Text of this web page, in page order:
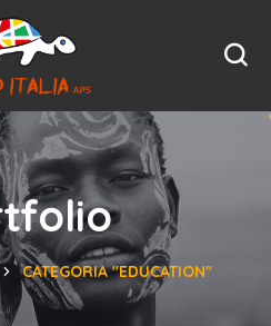
CATEGORIA "EDUCATION"